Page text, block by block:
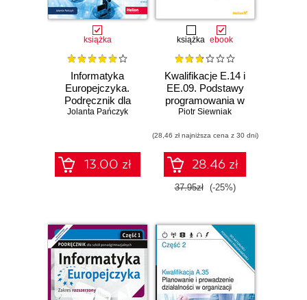
książka
Informatyka
Europejczyka.
Podręcznik dla
szkoły
Jolanta Pańczyk
13.00 zł
książka ebook
Kwalifikacje E.14 i
EE.09. Podstawy
programowania w
języku JavaScript.
praktyczne do
nauki zawodu
technik informatyk
Piotr Siewniak
(28,46 zł najniższa cena z 30 dni)
28.46 zł
37.95zł (-25%)